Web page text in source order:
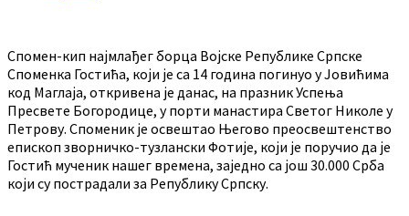
Спомен-кип најмлађег борца Војске Републике Српске
Споменка Гостића, који је са 14 година погинуо у Јовићима
код Маглаја, откривена је данас, на празник Успења
Пресвете Богородице, у порти манастира Светог Николе у
Петрову. Споменик је освештао Његово преосвештенство
епископ зворничко-тузлански Фотије, који је поручио да је
Гостић мученик нашег времена, заједно са још 30.000 Срба
који су пострадали за Републику Српску.